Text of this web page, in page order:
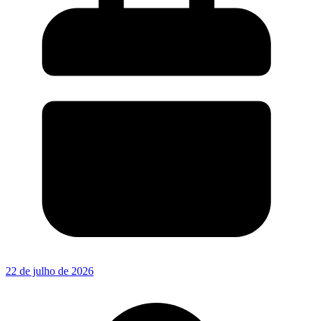
22 de julho de 2026